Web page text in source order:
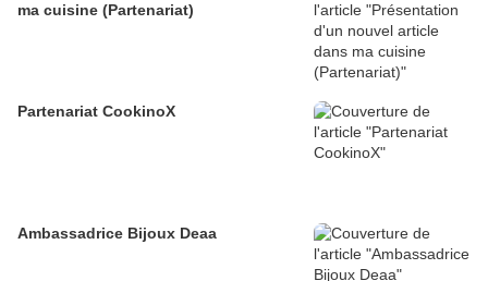
ma cuisine (Partenariat)
Partenariat CookinoX
Ambassadrice Bijoux Deaa